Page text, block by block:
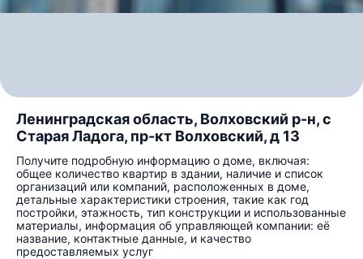
Ленинградская область, Волховский р-н, с
Старая Ладога, пр-кт Волховский, д 13
Получите подробную информацию о доме, включая:
общее количество квартир в здании, наличие и список
организаций или компаний, расположенных в доме,
детальные характеристики строения, такие как год
постройки, этажность, тип конструкции и использованные
материалы, информация об управляющей компании: её
название, контактные данные, и качество
предоставляемых услуг